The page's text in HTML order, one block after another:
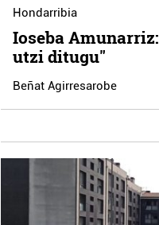
Hondarribia
Ioseba
utzi ditugu"
Beñat Agirresarobe